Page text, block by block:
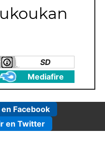
SD
Mediafire
Facebook
en Twitter